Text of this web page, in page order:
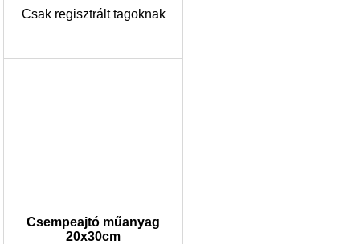
Csak regisztrált tagoknak
Csempeajtó műanyag
20x30cm